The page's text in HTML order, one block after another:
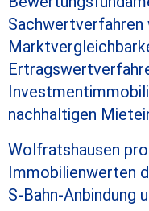
Sachwertverfahren
nachhaltigen
Wolfratshausen
Immobilienwerten
S-Bahn-Anbindung